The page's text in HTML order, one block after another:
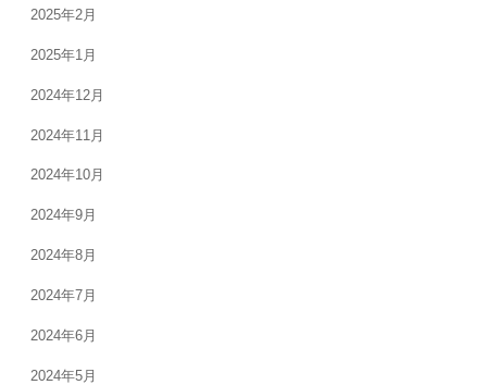
2025年2月
2025年1月
2024年12月
2024年11月
2024年10月
2024年9月
2024年8月
2024年7月
2024年6月
2024年5月